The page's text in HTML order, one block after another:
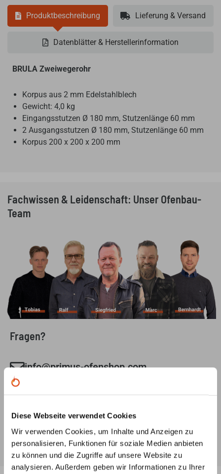
Diese Webseite verwendet Cookies
Wir verwenden Cookies, um Inhalte und Anzeigen zu
personalisieren, Funktionen für soziale Medien anbieten
zu können und die Zugriffe auf unsere Website zu
analysieren. Außerdem geben wir Informationen zu Ihrer
Produktbeschreibung Lieferung & Versand
Datenblätter & Herstellerinformation
BRULA Zweiwegerohr
Korpus aus 2 mm Edelstahlblech
Gewicht: 4,0 kg
Eingangsstutzen Ø 180 mm, Stutzenlänge 60 mm
2 Ausgangsstutzen Ø 180 mm, Stutzenlänge 60 mm
Korpus 200 x 200 x 200 mm
Fachwissen & Leidenschaft: Unser Ofenbau-
Team
Fragen?
info@primus-ofenshop.com
0221 292 010 90
Mo-Fr: 8:00 Uhr - 18.00 Uhr